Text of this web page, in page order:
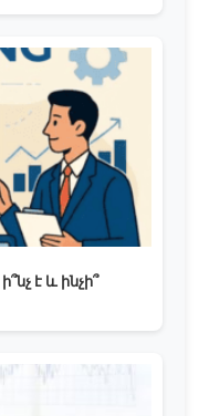
է և ինչի՞